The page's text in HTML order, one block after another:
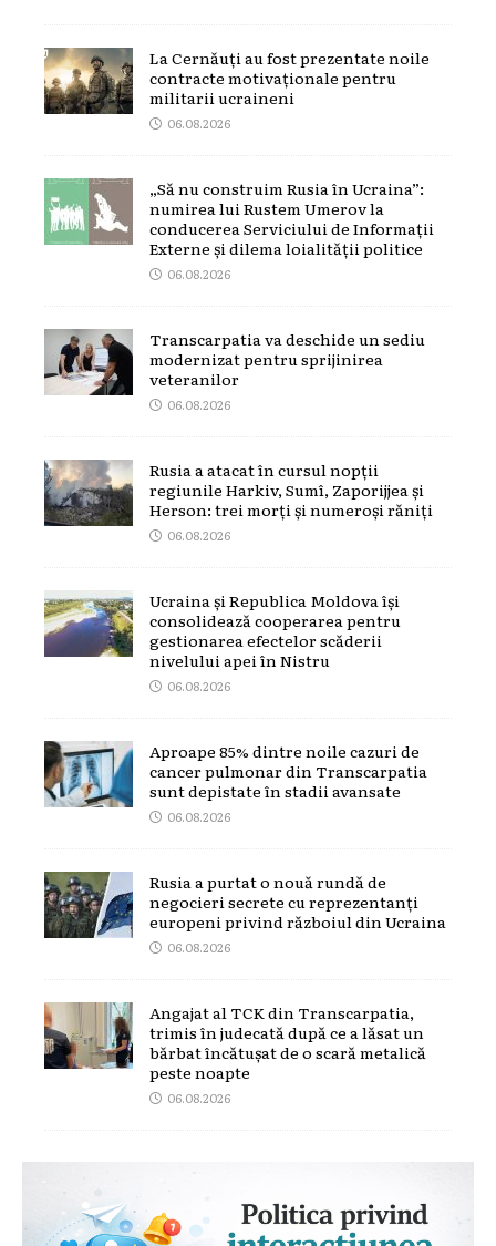
La Cernăuți au fost prezentate noile
contracte motivaționale pentru
militarii ucraineni
06.08.2026
„Să nu construim Rusia în Ucraina”:
numirea lui Rustem Umerov la
conducerea Serviciului de Informații
Externe și dilema loialității politice
06.08.2026
Transcarpatia va deschide un sediu
modernizat pentru sprijinirea
veteranilor
06.08.2026
Rusia a atacat în cursul nopții
regiunile Harkiv, Sumî, Zaporijjea și
Herson: trei morți și numeroși răniți
06.08.2026
Ucraina și Republica Moldova își
consolidează cooperarea pentru
gestionarea efectelor scăderii
nivelului apei în Nistru
06.08.2026
Aproape 85% dintre noile cazuri de
cancer pulmonar din Transcarpatia
sunt depistate în stadii avansate
06.08.2026
Rusia a purtat o nouă rundă de
negocieri secrete cu reprezentanți
europeni privind războiul din Ucraina
06.08.2026
Angajat al TCK din Transcarpatia,
trimis în judecată după ce a lăsat un
bărbat încătușat de o scară metalică
peste noapte
06.08.2026